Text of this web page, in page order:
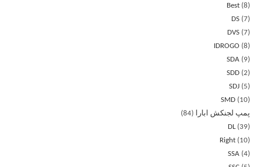
Best 8
DS 7
DVS 7
IDROGO
8
SDA
9
SDD 2
SDJ
5
SMD
10
پمپ لجنکش ابارا
84
DL 39
Right
10
SSA 4